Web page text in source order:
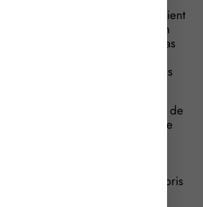
ces dépenses de travaux n’aient
compte pour la détermination
et qu’elles ne présentent pas
locatives. Sont donc ainsi
de travaux qui ont été déduites
de l’impôt.
vient d’être précisé à propos de
immobilier placé sous le régime
Pour rappel, dans le
travaux de restauration
droit, sous conditions, à une
ne peuvent dès lors pas être pris
le calcul de la plus-value